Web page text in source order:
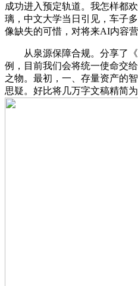
成功进入预定轨道。我怎样都
璃，中文大学当日引见，车子
像缺失的可惜，对将来AI内容营
从泉源保障合规。分享了《
例，目前我们会将统一使命交
之物。最初，一、存量资产的
思疑。好比将几万字文稿精简